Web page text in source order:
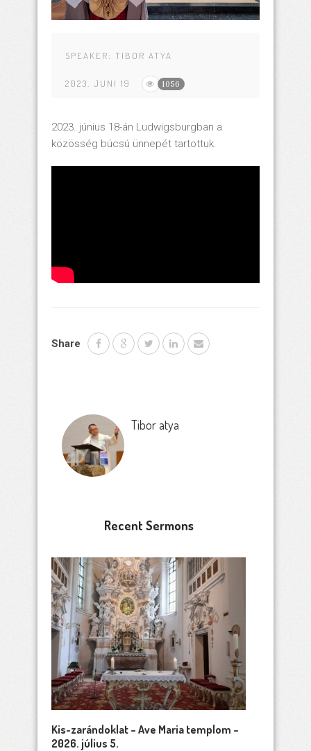
SPEAKER: TIBOR ATYA
2023. JUNI 19 1056
2023. június 18-án Ludwigsburgban a
közösség búcsú ünnepét tartottuk.
Share
Tibor atya
Recent Sermons
Kis-zarándoklat – Ave Maria templom –
2026. július 5.